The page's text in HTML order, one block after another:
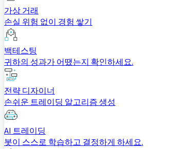
가상 거래
손실 위험 없이 경험 쌓기
백테스팅
귀하의 성과가 어땠는지 확인하세요.
전략 디자이너
손쉬운 트레이딩 알고리즘 생성
AI 트레이딩
봇이 스스로 학습하고 결정하게 하세요.